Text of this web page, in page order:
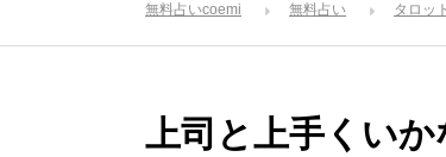
無料占いcoemi 無料占い タロッ
上司と上手くい